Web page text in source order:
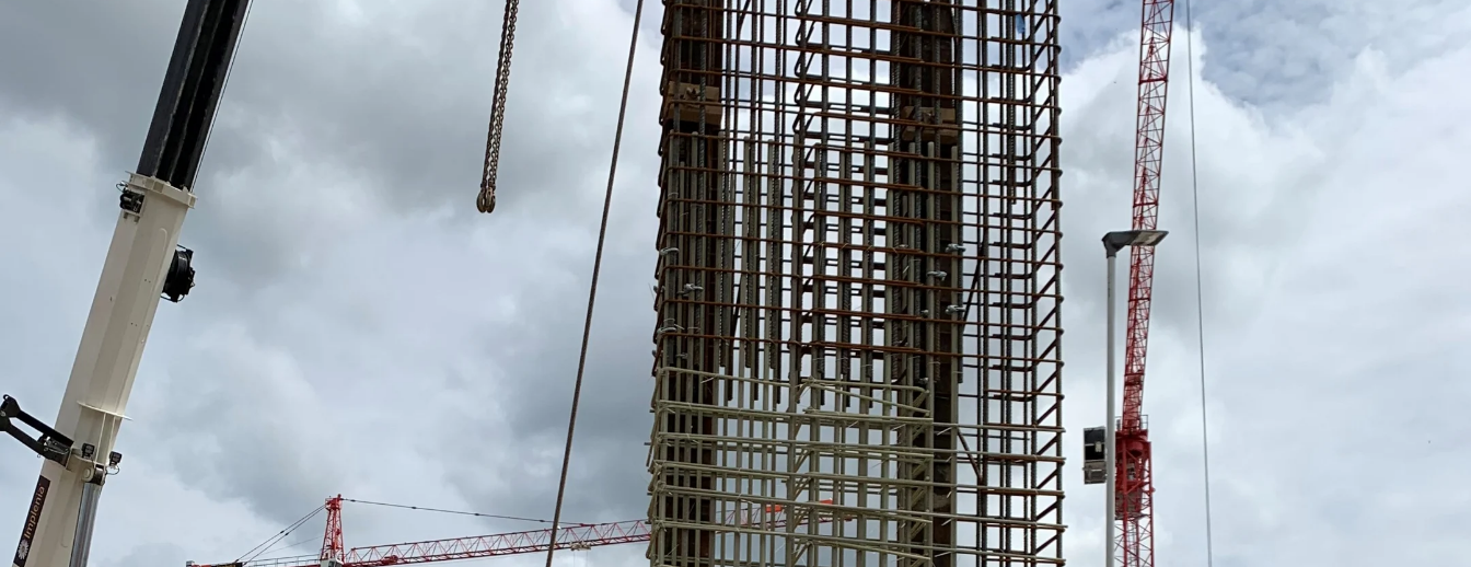
KUNEX® Mauerkragen
KUNEX® ABS Abschalelemente
Fugenbänder Zubehör
Fugenbleche
Zurück Fugenbleche
PENTAFLEX KB®
PENTAFLEX KB® Agrar
PENTAFLEX® FBA
PENTAFLEX® ABS
PENTAFLEX® OBS
PENTAFLEX® FTS
PENTAFLEX® STK
PENTAFLEX® OPTI-Mauerstärken
PENTAFLEX® Modul
Fugenbleche Zubehör
Frischbetonverbundsysteme
Zurück
Frischbetonverbundsysteme
SECUFLEX®
Frischbetonverbundsysteme Zubehör